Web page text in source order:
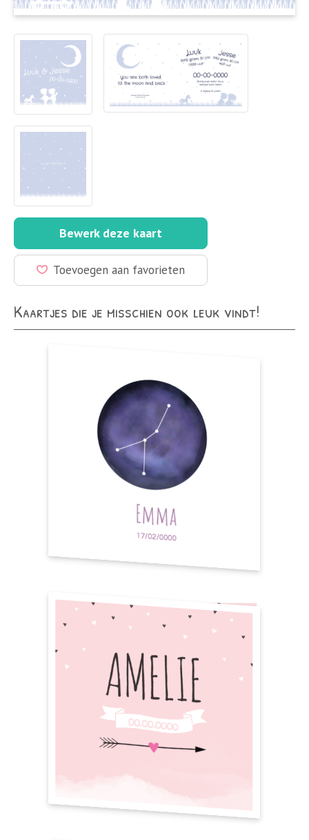
Bewerk deze kaart
Toevoegen aan favorieten
Kaartjes die je misschien ook leuk vindt!